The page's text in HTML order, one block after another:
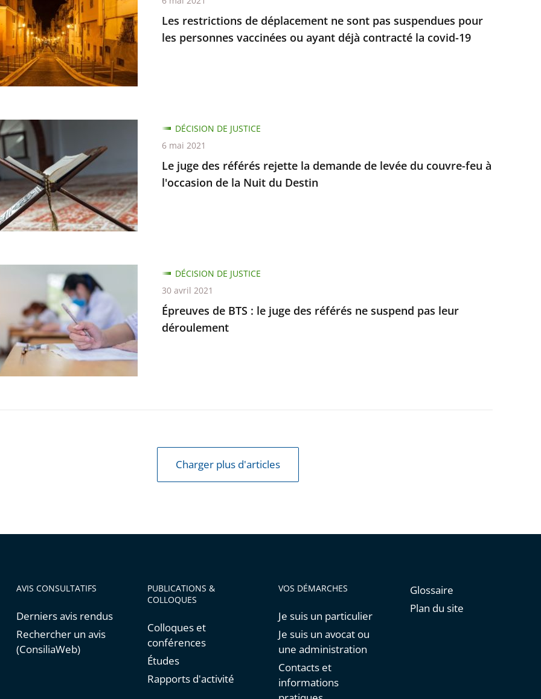
Les restrictions de déplacement ne sont pas suspendues pour
les personnes vaccinées ou ayant déjà contracté la covid-19
Le juge des référés rejette la demande de levée du couvre-feu à
l'occasion de la Nuit du Destin
DÉCISION DE JUSTICE
6 mai 2021
Épreuves de BTS : le juge des référés ne suspend pas leur
déroulement
DÉCISION DE JUSTICE
30 avril 2021
Charger plus d'articles
AVIS CONSULTATIFS
Derniers avis rendus
Rechercher un avis
(ConsiliaWeb)
PUBLICATIONS &
COLLOQUES
Colloques et
conférences
Études
Rapports d'activité
VOS DÉMARCHES
Je suis un particulier
Je suis un avocat ou
une administration
Contacts et
informations
Glossaire
Plan du site